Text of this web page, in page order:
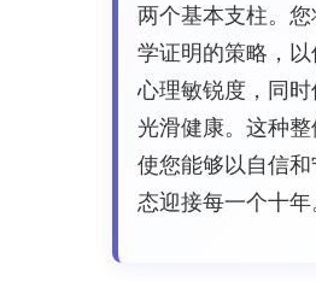
两个基本支柱。
学证明的策略，
心理敏锐度，同
光滑健康。这种
使您能够以自信
态迎接每一个十年